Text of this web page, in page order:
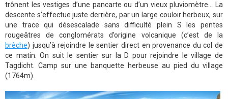
trônent les vestiges d’une pancarte ou d’un vieux pluviomètre… La
descente s’effectue juste derrière, par un large couloir herbeux, sur
une trace qui désescalade sans difficulté plein S les pentes
rougeâtres de conglomérats d’origine volcanique (c’est de la
brèche) jusqu’à rejoindre le sentier direct en provenance du col de
ce matin. On suit le sentier sur la D pour rejoindre le village de
Tagdicht. Camp sur une banquette herbeuse au pied du village
(1764m).